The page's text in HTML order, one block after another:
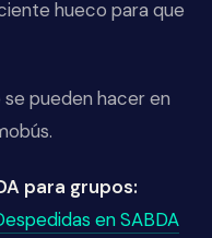
hueco para que
se pueden hacer en
para grupos:
en SABDA